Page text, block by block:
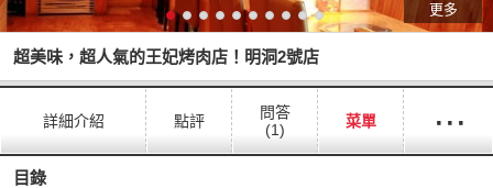
更多
超美味，超人氣的王妃烤肉店！明洞2號店
詳細介紹 點評
問答
(1)
菜單 ···
目錄